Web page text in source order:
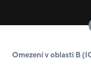
Omezení v oblasti B